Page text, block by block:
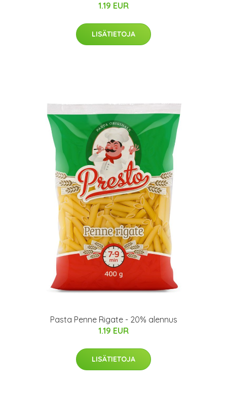
1.19 EUR
LISÄTIETOJA
Pasta Penne Rigate - 20% alennus
1.19 EUR
LISÄTIETOJA